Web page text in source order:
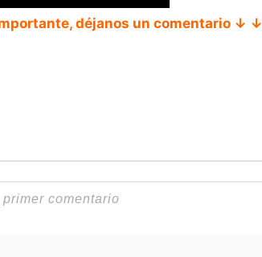
déjanos un comentario ↓ ↓